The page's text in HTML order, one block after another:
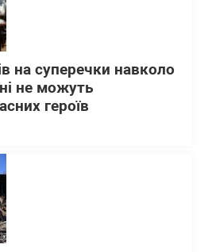
на суперечки навколо
не можуть
героїв